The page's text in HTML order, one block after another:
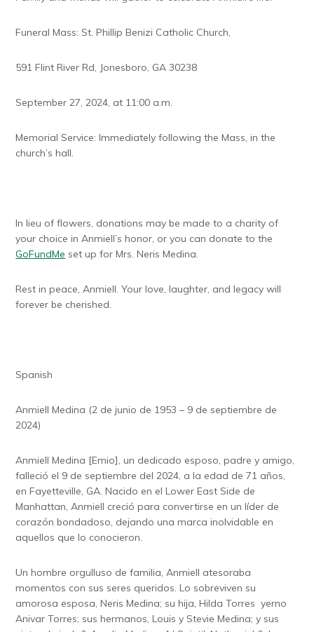
Funeral Mass: St. Phillip Benizi Catholic Church,
591 Flint River Rd, Jonesboro, GA 30238
September 27, 2024, at 11:00 a.m.
Memorial Service: Immediately following the Mass, in the
church’s hall.
In lieu of flowers, donations may be made to a charity of
your choice in Anmiell’s honor, or you can donate to the
GoFundMe set up for Mrs. Neris Medina.
Rest in peace, Anmiell. Your love, laughter, and legacy will
forever be cherished.
Spanish
Anmiell Medina (2 de junio de 1953 – 9 de septiembre de
2024)
Anmiell Medina [Emio], un dedicado esposo, padre y amigo,
falleció el 9 de septiembre del 2024, a la edad de 71 años,
en Fayetteville, GA. Nacido en el Lower East Side de
Manhattan, Anmiell creció para convertirse en un líder de
corazón bondadoso, dejando una marca inolvidable en
aquellos que lo conocieron.
Un hombre orgulluso de familia, Anmiell atesoraba
momentos con sus seres queridos. Lo sobreviven su
amorosa esposa, Neris Medina; su hija, Hilda Torres yerno
Anivar Torres; sus hermanos, Louis y Stevie Medina; y sus